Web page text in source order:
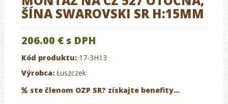
ŠÍNA SWAROVSKI SR H:15MM
206.00 € s DPH
Kód produktu: 17-3H13
Výrobca: Łuszczek
ste členom OZP SR? získajte benefity...